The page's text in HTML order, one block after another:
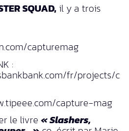
SQUAD, il y a trois
capturemag
:
fr/projects/c
capture-mag
le livre « Slashers,